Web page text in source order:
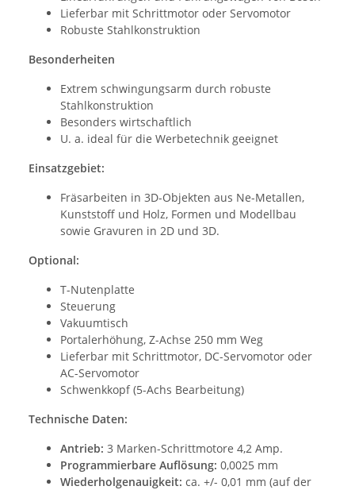
Lieferbar mit Schrittmotor oder Servomotor
Robuste Stahlkonstruktion
Besonderheiten
Extrem schwingungsarm durch robuste
Stahlkonstruktion
Besonders wirtschaftlich
U. a. ideal für die Werbetechnik geeignet
Einsatzgebiet:
Fräsarbeiten in 3D-Objekten aus Ne-Metallen,
Kunststoff und Holz, Formen und Modellbau
sowie Gravuren in 2D und 3D.
Optional:
T-Nutenplatte
Steuerung
Vakuumtisch
Portalerhöhung, Z-Achse 250 mm Weg
Lieferbar mit Schrittmotor, DC-Servomotor oder
AC-Servomotor
Schwenkkopf (5-Achs Bearbeitung)
Technische Daten:
Antrieb: 3 Marken-Schrittmotore 4,2 Amp.
Programmierbare Auflösung: 0,0025 mm
Wiederholgenauigkeit: ca. +/- 0,01 mm (auf der